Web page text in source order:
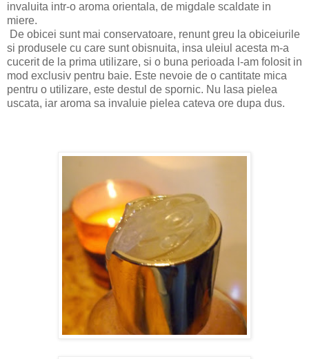
invaluita intr-o aroma orientala, de migdale scaldate in
miere.
De obicei sunt mai conservatoare, renunt greu la obiceiurile
si produsele cu care sunt obisnuita, insa uleiul acesta m-a
cucerit de la prima utilizare, si o buna perioada l-am folosit in
mod exclusiv pentru baie. Este nevoie de o cantitate mica
pentru o utilizare, este destul de spornic. Nu lasa pielea
uscata, iar aroma sa invaluie pielea cateva ore dupa dus.